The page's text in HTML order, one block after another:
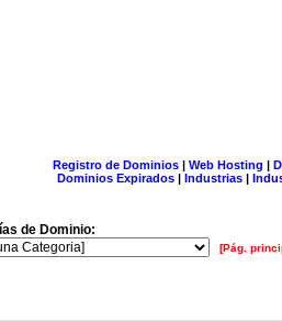
Registro de Dominios| Web Hosting |
Dominios Expirados | Industrias |
de Dominio:
[Pág.